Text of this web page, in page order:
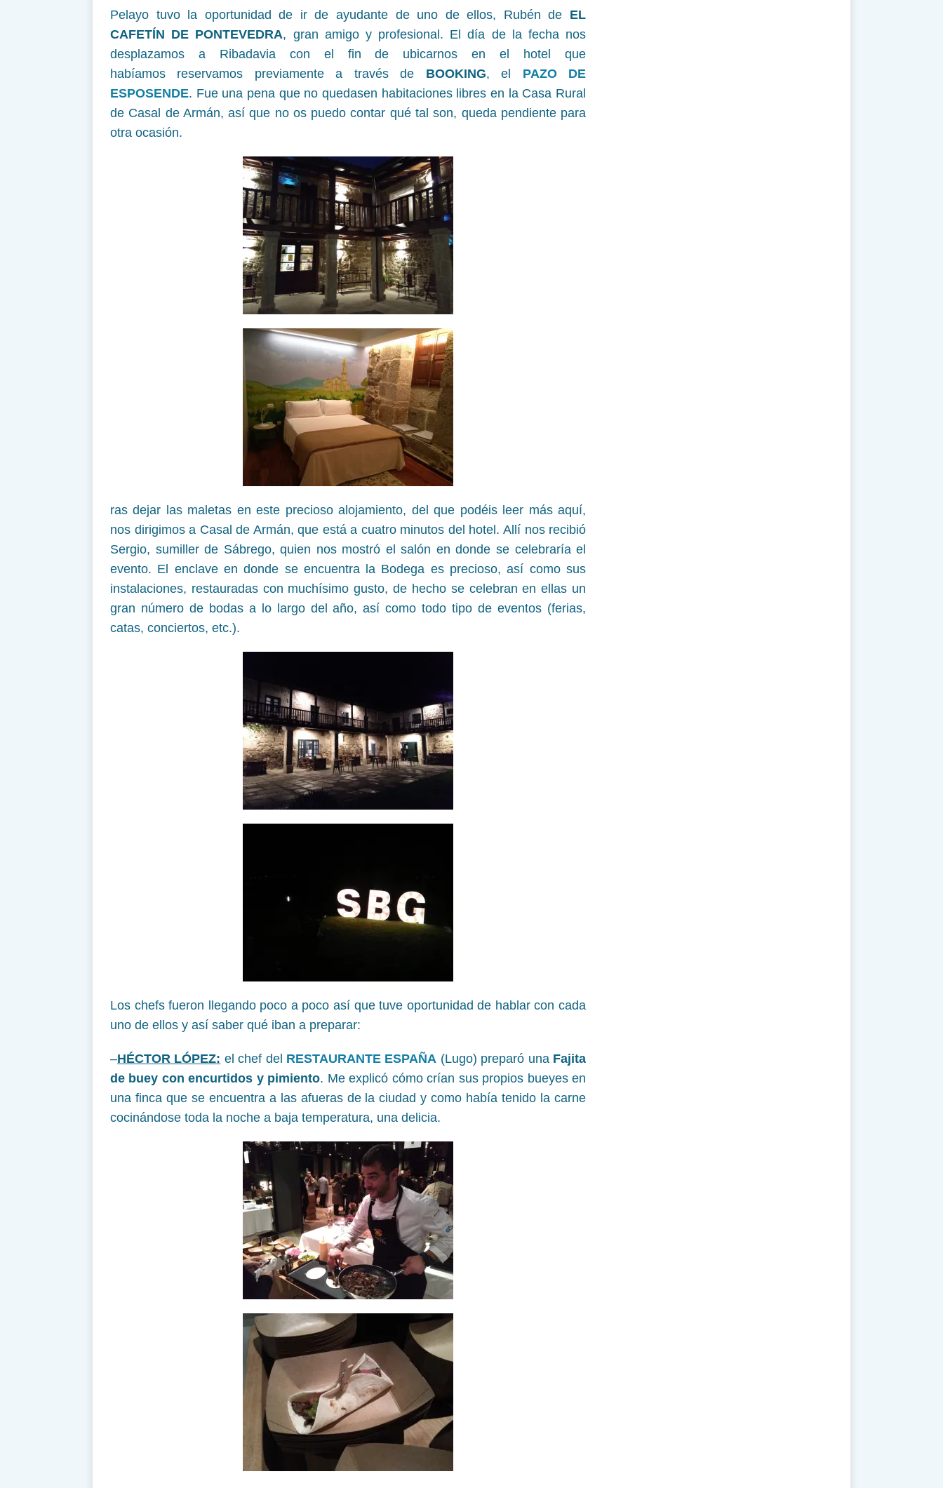
Pelayo tuvo la oportunidad de ir de ayudante de uno de ellos, Rubén de EL
CAFETÍN DE PONTEVEDRA, gran amigo y profesional. El día de la fecha nos
desplazamos a Ribadavia con el fin de ubicarnos en el hotel que
habíamos reservamos previamente a través de BOOKING, el PAZO DE
ESPOSENDE. Fue una pena que no quedasen habitaciones libres en la Casa Rural
de Casal de Armán, así que no os puedo contar qué tal son, queda pendiente para
otra ocasión.
ras dejar las maletas en este precioso alojamiento, del que podéis leer más aquí,
nos dirigimos a Casal de Armán, que está a cuatro minutos del hotel. Allí nos recibió
Sergio, sumiller de Sábrego, quien nos mostró el salón en donde se celebraría el
evento. El enclave en donde se encuentra la Bodega es precioso, así como sus
instalaciones, restauradas con muchísimo gusto, de hecho se celebran en ellas un
gran número de bodas a lo largo del año, así como todo tipo de eventos (ferias,
catas, conciertos, etc.).
Los chefs fueron llegando poco a poco así que tuve oportunidad de hablar con cada
uno de ellos y así saber qué iban a preparar:
–HÉCTOR LÓPEZ: el chef del RESTAURANTE ESPAÑA (Lugo) preparó una Fajita
de buey con encurtidos y pimiento. Me explicó cómo crían sus propios bueyes en
una finca que se encuentra a las afueras de la ciudad y como había tenido la carne
cocinándose toda la noche a baja temperatura, una delicia.